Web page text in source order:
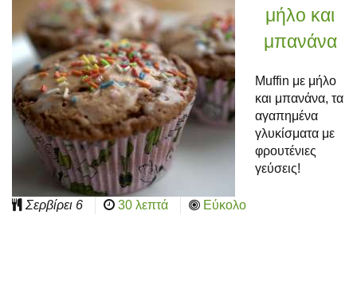
μήλο και
μπανάνα
Muffin με μήλο
και μπανάνα, τα
αγαπημένα
γλυκίσματα με
φρουτένιες
γεύσεις!
Σερβίρει 6 30 λεπτά Εύκολο